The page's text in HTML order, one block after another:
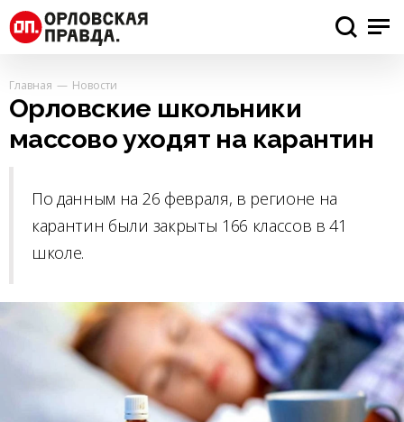
Главная Новости
Орловские школьники
массово уходят на карантин
По данным на 26 февраля, в регионе на
карантин были закрыты 166 классов в 41
школе.